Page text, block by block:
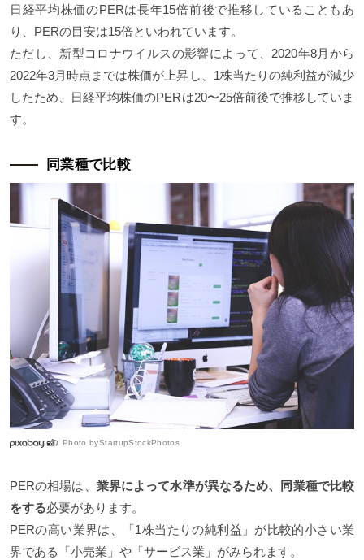
日経平均株価のPERは長年15倍前後で推移していることもあ
り、PERの目安は15倍といわれています。
ただし、新型コロナウイルスの影響によって、2020年8月から
2022年3月時点までは株価が上昇し、1株当たりの純利益が減少
したため、日経平均株価のPERは20〜25倍前後で推移していま
す。
同業種で比較
Photo byStartupStockPhotos
PERの相場は、 業界によって水準が異なるため、同業種で比較
をする必要があります。
PERの高い業界は、「1株当たりの純利益」が比較的小さい業
界である「小売業」や「サービス業」がみられます。